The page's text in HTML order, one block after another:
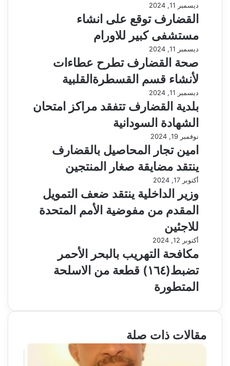
ديسمبر 11, 2024
القضارف توقع على انشاء
مستشفى كبير للاورام
ديسمبر 11, 2024
صحة القضارف تطرح عطاءات
لأنشاء قسم القسطرةالقلبية
ديسمبر 11, 2024
بلدية القضارف تتفقد مراكز امتحان
الشهادة السودانية
نوفمبر 19, 2024
امين تجار المحاصيل بالقضارف
ينتقد مضايقة صغار المنتجين
أكتوبر 17, 2024
وزير الداخلية ينتقد ضعف التمويل
المقدم من مفوضية الأمم المتحدة
للاجئين
أكتوبر 12, 2024
مكافحة التهريب بالبحر الأحمر
تضبط(١٦٤) قطعة من الاسلحة
المتطورة
مقالات ذات صلة